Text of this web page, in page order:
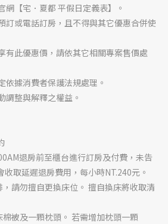
網【宅．夏都 平假日定義表】。
訂或電話訂房，且不得與其它優惠合併使
有此優惠價，請依其它相關專案售價處
依據消費者保護法規處理。
調整與解釋之權益。
退房前至櫃台進行訂房及付費，未告
取延遲退房費用，每小時NT.240元。
請勿擅自更換床位。 擅自換床將收取清
被及一顆枕頭。 若需增加枕頭一顆